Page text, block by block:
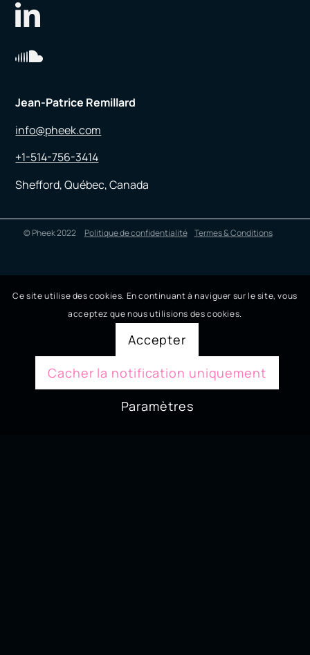
Jean-Patrice Remillard
info@pheek.com
+1-514-756-3414
Shefford, Québec, Canada
© Pheek 2022 Politique de confidentialité Termes & Conditions
Ce site utilise des cookies. En continuant à naviguer sur le site, vous
acceptez que nous utilisions des cookies.
Accepter
Cacher la notification uniquement
Paramètres